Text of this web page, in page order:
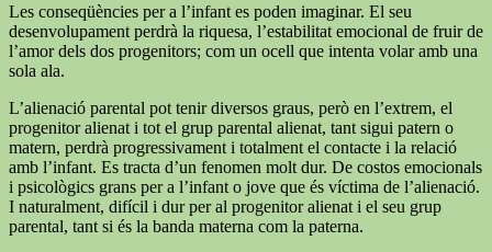
Les conseqüències per a l’infant es poden imaginar. El seu
desenvolupament perdrà la riquesa, l’estabilitat emocional de fruir de
l’amor dels dos progenitors; com un ocell que intenta volar amb una
sola ala.
L’alienació parental pot tenir diversos graus, però en l’extrem, el
progenitor alienat i tot el grup parental alienat, tant sigui patern o
matern, perdrà progressivament i totalment el contacte i la relació
amb l’infant. Es tracta d’un fenomen molt dur. De costos emocionals
i psicològics grans per a l’infant o jove que és víctima de l’alienació.
I naturalment, difícil i dur per al progenitor alienat i el seu grup
parental, tant si és la banda materna com la paterna.